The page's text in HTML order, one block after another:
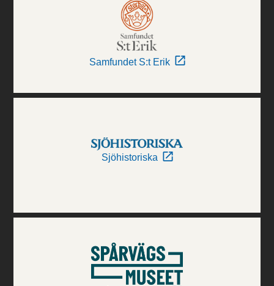
Samfundet S:t Erik
Sjöhistoriska